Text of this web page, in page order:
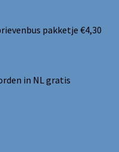
pakketje €4,30
in NL gratis